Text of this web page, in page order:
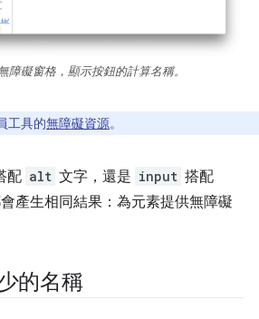
障礙窗格，顯示按鈕的計算名稱。
工具的無障礙資源。
配 alt 文字，還是 input 搭配
會產生相同結果：為元素提供無障礙
的名稱